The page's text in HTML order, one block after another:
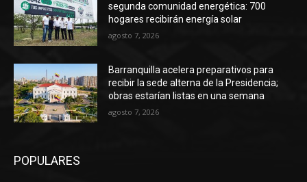
segunda comunidad energética: 700
hogares recibirán energía solar
agosto 7, 2026
Barranquilla acelera preparativos para
recibir la sede alterna de la Presidencia;
obras estarían listas en una semana
agosto 7, 2026
POPULARES